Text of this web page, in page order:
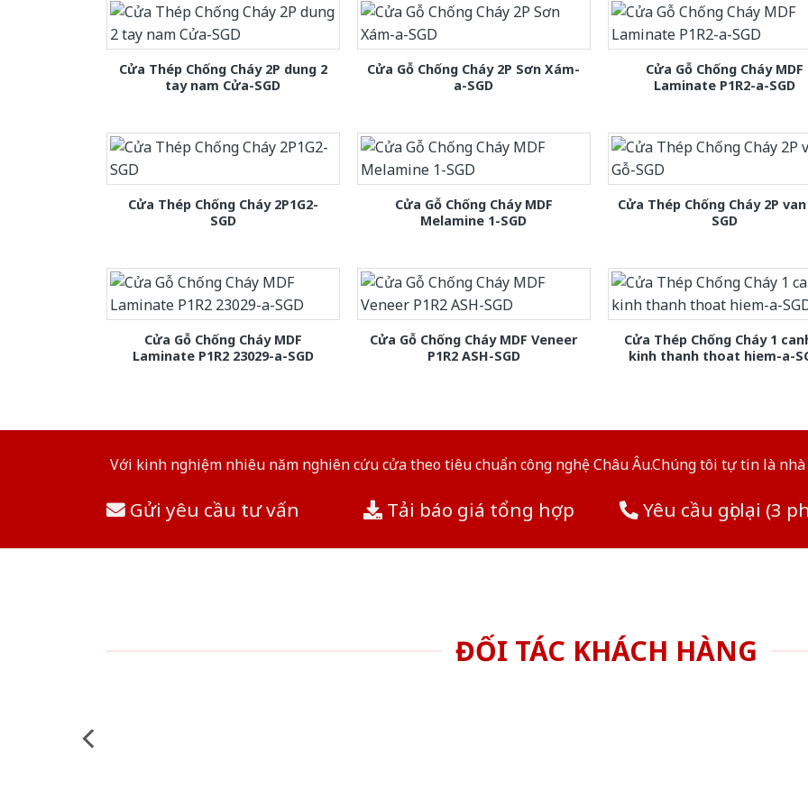
Cửa Thép Chống Cháy 2P dung 2
tay nam Cửa-SGD
Cửa Gỗ Chống Cháy 2P Sơn Xám-
a-SGD
Cửa Gỗ Chống Cháy MDF
Laminate P1R2-a-SGD
Cửa Thép Chống Cháy 2P1G2-
SGD
Cửa Gỗ Chống Cháy MDF
Melamine 1-SGD
Cửa Thép Chống Cháy 2P
SGD
Cửa Gỗ Chống Cháy MDF
Laminate P1R2 23029-a-SGD
Cửa Gỗ Chống Cháy MDF Veneer
P1R2 ASH-SGD
Cửa Thép Chống Cháy 1
kinh thanh thoat hiem-a-
Với kinh nghiệm nhiêu năm nghiên cứu cửa theo tiêu chuẩn công nghệ Châu Âu.Chúng tôi tự tin là
Gửi yêu cầu tư vấn Tải báo giá tổng hợp Yêu cầu gọi lại (3
ĐỐI TÁC KHÁCH HÀNG